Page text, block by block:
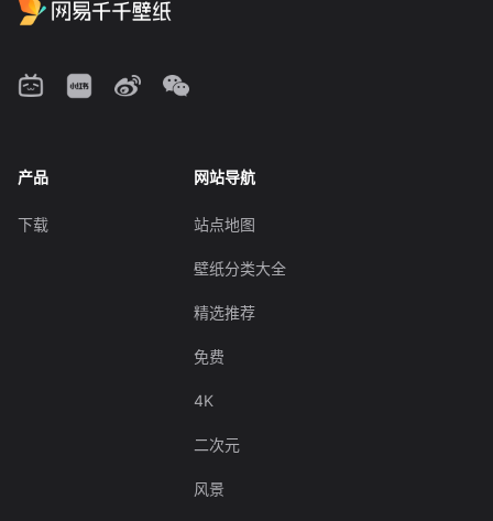
产品
下载
网站导航
站点地图
壁纸分类大全
精选推荐
免费
4K
二次元
风景